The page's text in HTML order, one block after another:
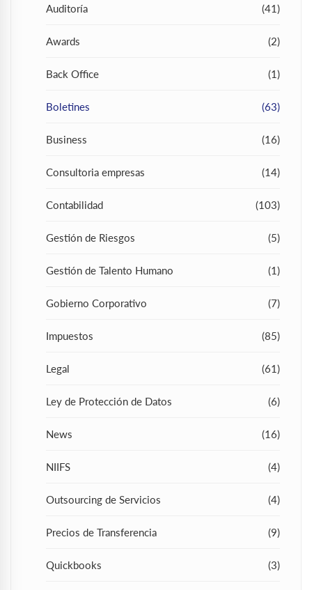
Auditoría (41)
Awards (2)
Back Office (1)
Boletines (63)
Business (16)
Consultoria empresas (14)
Contabilidad (103)
Gestión de Riesgos (5)
Gestión de Talento Humano (1)
Gobierno Corporativo (7)
Impuestos (85)
Legal (61)
Ley de Protección de Datos (6)
News (16)
NIIFS (4)
Outsourcing de Servicios (4)
Precios de Transferencia (9)
Quickbooks (3)